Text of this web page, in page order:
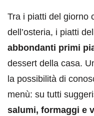
Tra i piatti del giorno
dell’osteria, i piatti
abbondanti primi
dessert della casa.
la possibilità di
menù: su tutti
salumi, formaggi e